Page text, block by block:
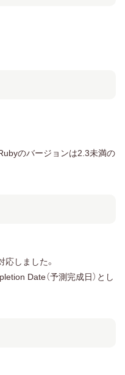
のバージョンは2.3未満の
しました。
Date（予測完成日）とし